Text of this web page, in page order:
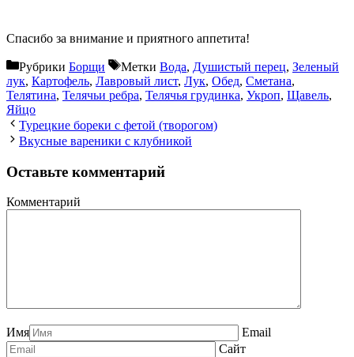
Спасибо за внимание и приятного аппетита!
Рубрики Борщи Метки Вода, Душистый перец, Зеленый
лук, Картофель, Лавровый лист, Лук, Обед, Сметана,
Телятина, Телячьи ребра, Телячья грудинка, Укроп, Щавель,
Яйцо
Турецкие бореки с фетой (творогом)
Вкусные вареники с клубникой
Оставьте комментарий
Комментарий
Имя
Email
Сайт